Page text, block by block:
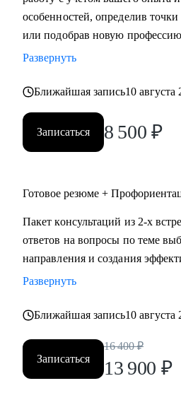
• маркетинг, PR
• образование
• бухгалтерия
• аналитика
• склад
• HR
особенностей, определив
или подобрав новую
Развернуть
Ближайшая запись10 августа
Записаться 8 500 ₽
Готовое резюме +
Пакет консультаций из 2-х
ответов на вопросы по теме
направления и создания
Развернуть
Ближайшая запись10 августа
Записаться
16 400 ₽
13 900 ₽